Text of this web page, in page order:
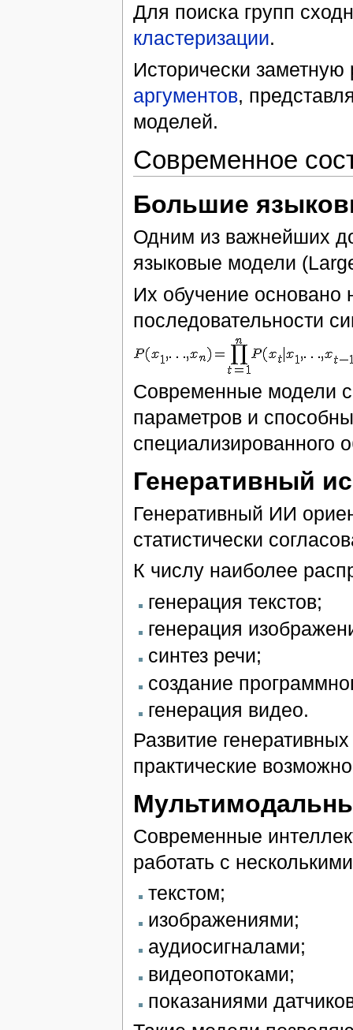
Для поиска групп
кластеризации.
Исторически
аргументов,
моделей.
Современное
Большие
Одним из важнейших
языковые модели
Их обучение основано
последовательности
Современные модели
параметров и
специализированного
Генеративный
Генеративный ИИ
статистически
К числу наиболее
генерация текстов;
генерация
синтез речи;
создание
генерация видео.
Развитие
практические
Современные
работать с
текстом;
изображениями;
аудиосигналами;
видеопотоками;
показаниями